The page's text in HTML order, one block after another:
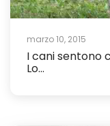
marzo 10, 2015
I cani sentono
Lo...